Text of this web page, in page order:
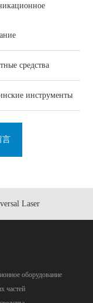
средства
инструменты
言
Laser
оборудование
частей